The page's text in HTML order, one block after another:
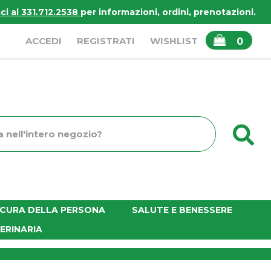
al 331.712.2538 per informazioni, ordini, prenotazioni.
ACCEDI REGISTRATI WISHLIST 0
ARTICOLI
INSERITI
DELLA PERSONA
SALUTE E BENESSERE